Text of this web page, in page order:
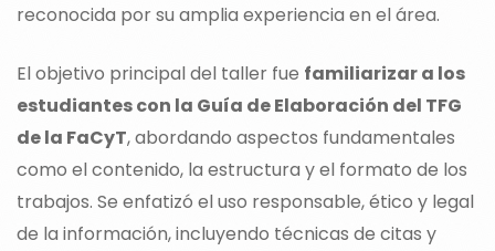
reconocida por su amplia experiencia en el área.
El objetivo principal del taller fue familiarizar a los
estudiantes con la Guía de Elaboración del TFG
de la FaCyT, abordando aspectos fundamentales
como el contenido, la estructura y el formato de los
trabajos. Se enfatizó el uso responsable, ético y legal
de la información, incluyendo técnicas de citas y